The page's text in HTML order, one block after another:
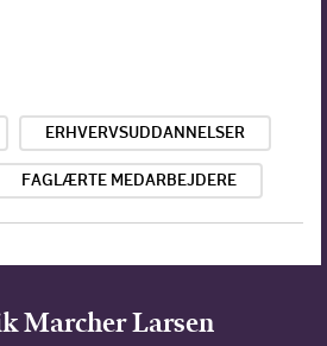
ERHVERVSUDDANNELSER
FAGLÆRTE MEDARBEJDERE
Marcher Larsen